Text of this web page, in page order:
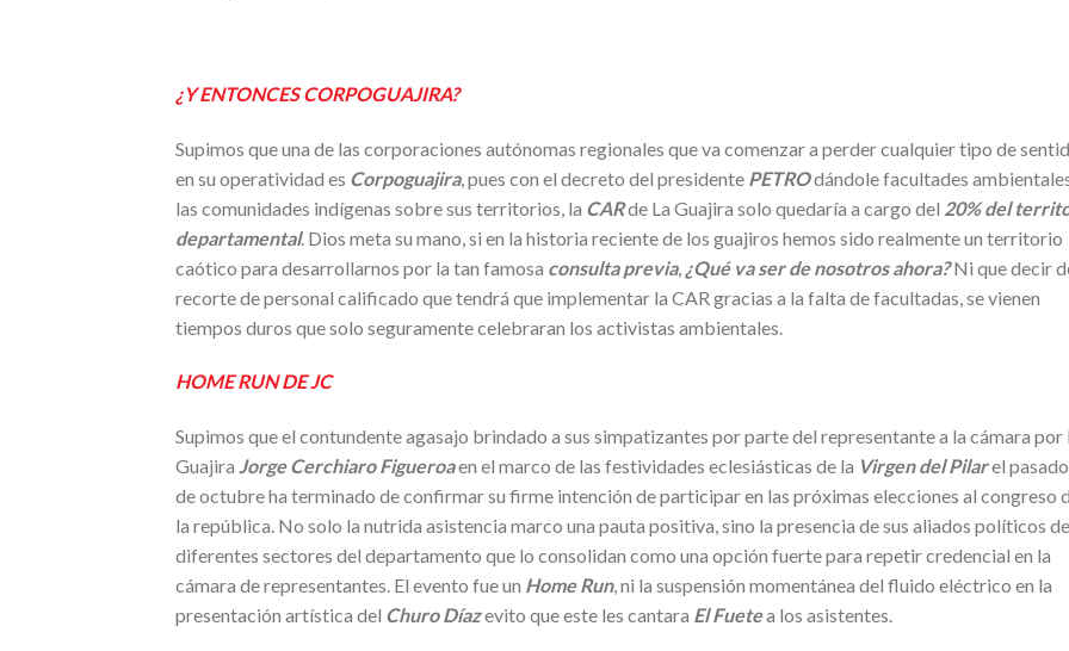
¿Y ENTONCES CORPOGUAJIRA?
Supimos que una de las corporaciones autónomas regionales que va comenzar a perder cualquier tipo de
en su operatividad es Corpoguajira, pues con el decreto del presidente PETROdándole facultades
las comunidades indígenas sobre sus territorios, la CARde La Guajira solo quedaría a cargo del 20% del
departamental. Dios meta su mano, si en la historia reciente de los guajiros hemos sido realmente un territorio
caótico para desarrollarnos por la tan famosa consulta previa, ¿Qué va ser de nosotros ahora?Ni que decir
recorte de personal calificado que tendrá que implementar la CAR gracias a la falta de facultadas, se vienen
tiempos duros que solo seguramente celebraran los activistas ambientales.
HOME RUN DE JC
Supimos que el contundente agasajo brindado a sus simpatizantes por parte del representante a la cámara por
Guajira Jorge Cerchiaro Figueroaen el marco de las festividades eclesiásticas de la Virgen del Pilarel
de octubre ha terminado de confirmar su firme intención de participar en las próximas elecciones al congreso
la república. No solo la nutrida asistencia marco una pauta positiva, sino la presencia de sus aliados políticos de
diferentes sectores del departamento que lo consolidan como una opción fuerte para repetir credencial en la
cámara de representantes. El evento fue un Home Run, ni la suspensión momentánea del fluido eléctrico en la
presentación artística del Churo Díazevito que este les cantara El Fuetea los asistentes.